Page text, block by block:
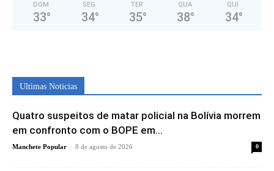
DOM
33°
SEG
34°
TER
35°
QUA
38°
QUI
34°
Ultimas Noticias
Quatro suspeitos de matar policial na Bolívia morrem
em confronto com o BOPE em...
Manchete Popular - 8 de agosto de 2026 0